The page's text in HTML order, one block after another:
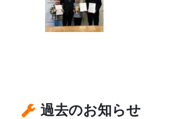
過去のお知らせ